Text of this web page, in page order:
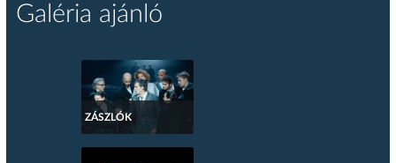
Galéria ajánló
ZÁSZLÓK